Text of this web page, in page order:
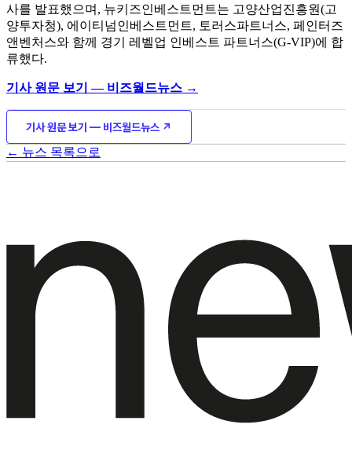
사를 발표했으며, 뉴키즈인베스트먼트는 고양산업진흥원(고
양투자청), 에이티넘인베스트먼트, 토러스파트너스, 페인터즈
앤벤처스와 함께 경기 레벨업 인베스트 파트너스(G-VIP)에 합
류했다.
기사 원문 보기 — 비즈월드뉴스 →
기사 원문 보기 — 비즈월드뉴스 ↗
← 뉴스 목록으로